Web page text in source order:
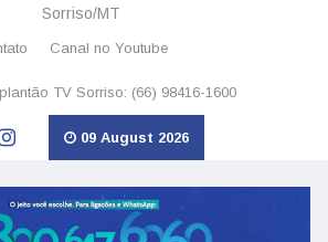
Sorriso/MT
Canal no Youtube
TV Sorriso: (66) 98416-1600
09 August 2026